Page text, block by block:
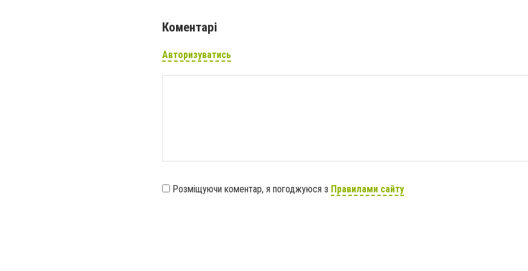
Коментарі
Авторизуватись
Розміщуючи коментар, я погоджуюся з Правилами сайту